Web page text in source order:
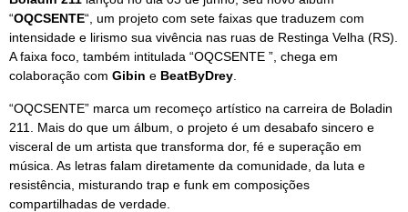
“OQCSENTE“, um projeto com sete faixas que traduzem com
intensidade e lirismo sua vivência nas ruas de Restinga Velha (RS).
A faixa foco, também intitulada “OQCSENTE ”, chega em
colaboração com Gibin e BeatByDrey
“OQCSENTE” marca um recomeço artístico na carreira de Boladin
211. Mais do que um álbum, o projeto é um desabafo sincero e
visceral de um artista que transforma dor, fé e superação em
música. As letras falam diretamente da comunidade, da luta e
resistência, misturando trap e funk em composições
compartilhadas de verdade.